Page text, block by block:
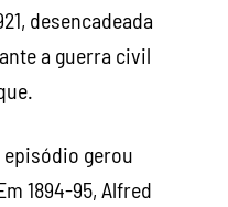
desencadeada
a guerra civil
gerou
1894-95, Alfred